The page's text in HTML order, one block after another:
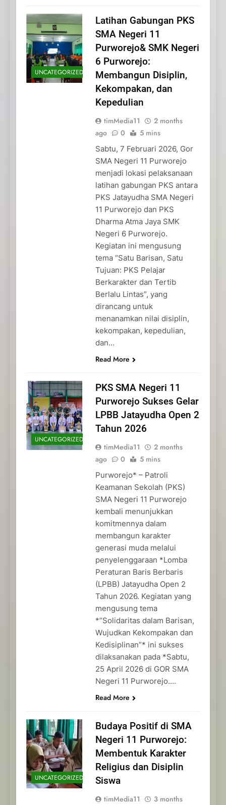
UNCATEGORIZED
Latihan Gabungan PKS
SMA Negeri 11
Purworejo& SMK Negeri
6 Purworejo:
Membangun Disiplin,
Kekompakan, dan
Kepedulian
timMedia11
2 months
ago
0 5 mins
Sabtu, 7 Februari 2026, Gor
SMA Negeri 11 Purworejo
menjadi lokasi pelaksanaan
latihan gabungan PKS antara
PKS Jatayudha SMA Negeri
11 Purworejo dan PKS
Dharma Atma Jaya SMK
Negeri 6 Purworejo.
Kegiatan ini mengusung
tema “Satu Barisan, Satu
Tujuan: PKS Pelajar
Berkarakter dan Tertib
Berlalu Lintas”, yang
dirancang untuk
menanamkan nilai disiplin,
kekompakan, kepedulian,
dan…
Read More
UNCATEGORIZED
PKS SMA Negeri 11
Purworejo Sukses Gelar
LPBB Jatayudha Open 2
Tahun 2026
timMedia11
2 months
ago
0 5 mins
Purworejo* – Patroli
Keamanan Sekolah (PKS)
SMA Negeri 11 Purworejo
kembali menunjukkan
komitmennya dalam
membangun karakter
generasi muda melalui
penyelenggaraan *Lomba
Peraturan Baris Berbaris
(LPBB) Jatayudha Open 2
Tahun 2026. Kegiatan yang
mengusung tema
*”Solidaritas dalam Barisan,
Wujudkan Kekompakan dan
Kedisiplinan”* ini sukses
dilaksanakan pada *Sabtu,
25 April 2026 di GOR SMA
Negeri 11 Purworejo….
Read More
UNCATEGORIZED
Budaya Positif di SMA
Negeri 11 Purworejo:
Membentuk Karakter
Religius dan Disiplin
Siswa
timMedia11
3 months